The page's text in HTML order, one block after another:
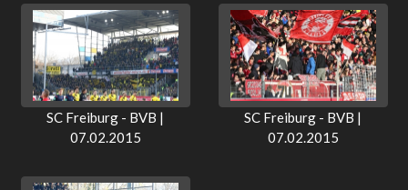
SC Freiburg - BVB |
07.02.2015
SC Freiburg - BVB |
07.02.2015